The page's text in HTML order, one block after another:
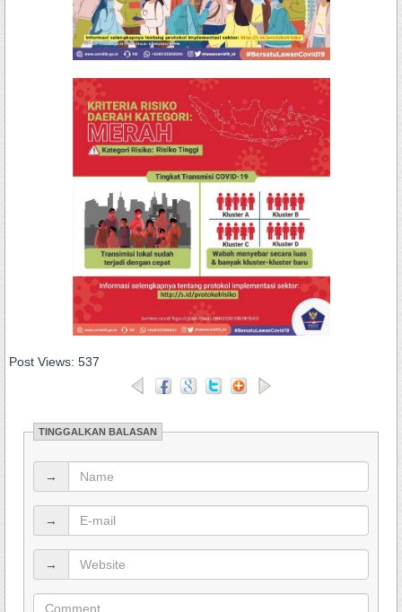
Post Views: 537
TINGGALKAN BALASAN
→
→
→